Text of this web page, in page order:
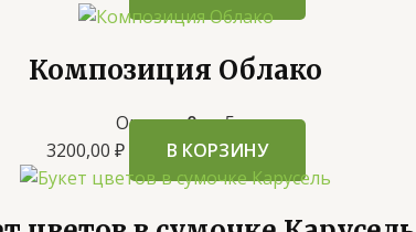
Композиция Облако
Оценка0из 5
3200,00 ₽ В КОРЗИНУ